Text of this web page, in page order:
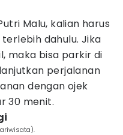
Malu, kalian harus
dahulu. Jika
maka bisa parkir di
perjalanan
dengan ojek
30 menit.